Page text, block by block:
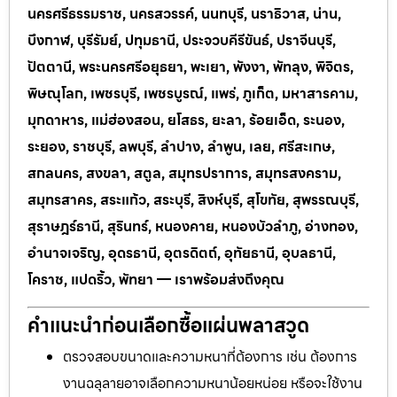
นครศรีธรรมราช, นครสวรรค์, นนทบุรี, นราธิวาส, น่าน,
บึงกาฬ, บุรีรัมย์, ปทุมธานี, ประจวบคีรีขันธ์, ปราจีนบุรี,
ปัตตานี, พระนครศรีอยุธยา, พะเยา, พังงา, พัทลุง, พิจิตร,
พิษณุโลก, เพชรบุรี, เพชรบูรณ์, แพร่, ภูเก็ต, มหาสารคาม,
มุกดาหาร, แม่ฮ่องสอน, ยโสธร, ยะลา, ร้อยเอ็ด, ระนอง,
ระยอง, ราชบุรี, ลพบุรี, ลำปาง, ลำพูน, เลย, ศรีสะเกษ,
สกลนคร, สงขลา, สตูล, สมุทรปราการ, สมุทรสงคราม,
สมุทรสาคร, สระแก้ว, สระบุรี, สิงห์บุรี, สุโขทัย, สุพรรณบุรี,
สุราษฎร์ธานี, สุรินทร์, หนองคาย, หนองบัวลำภู, อ่างทอง,
อำนาจเจริญ, อุดรธานี, อุตรดิตถ์, อุทัยธานี, อุบลธานี,
โคราช, แปดริ้ว, พัทยา — เราพร้อมส่งถึงคุณ
คำแนะนำก่อนเลือกซื้อแผ่นพลาสวูด
ตรวจสอบขนาดและความหนาที่ต้องการ เช่น ต้องการ
งานฉลุลายอาจเลือกความหนาน้อยหน่อย หรือจะใช้งาน